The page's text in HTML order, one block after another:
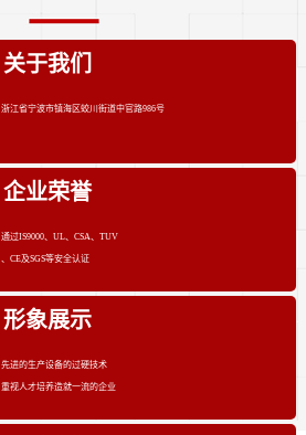
关于我们
浙江省宁波市镇海区蛟川街道中官路986号
企业荣誉
通过IS9000、UL、CSA、TUV
、CE及SGS等安全认证
形象展示
先进的生产设备的过硬技术
重视人才培养造就一流的企业